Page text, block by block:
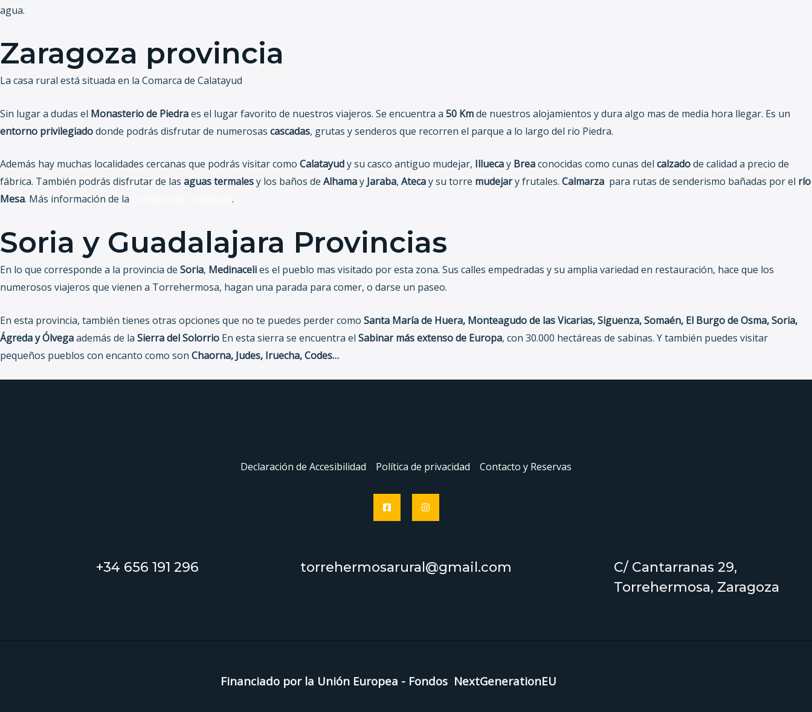
agua.
Zaragoza provincia
La casa rural está situada en la Comarca de Calatayud
Sin lugar a dudas el Monasterio de Piedraes el lugar favorito de nuestros viajeros. Se encuentra a 50 Kmde nuestros alojamientos y dura algo mas de media hora llegar. Es un
entorno privilegiadodonde podrás disfrutar de numerosas cascadas, grutas y senderos que recorren el parque a lo largo del rio Piedra.
Además hay muchas localidades cercanas que podrás visitar como Calatayudy su casco antiguo mudejar, Illuecay Breaconocidas como cunas del calzadode calidad a precio de
fábrica. También podrás disfrutar de las aguas termalesy los baños de Alhamay Jaraba, Atecay su torre mudejary frutales. Calmarza para rutas de senderismo bañadas por el río
Mesa. Más información de la .
Soria y Guadalajara Provincias
En lo que corresponde a la provincia de Soria, Medinacelies el pueblo mas visitado por esta zona. Sus calles empedradas y su amplia variedad en restauración, hace que los
numerosos viajeros que vienen a Torrehermosa, hagan una parada para comer, o darse un paseo.
En esta provincia, también tienes otras opciones que no te puedes perder como Santa María de Huera, Monteagudo de las Vicarias, Siguenza, Somaén, El Burgo de Osma, Soria,
Ágreda y Ólvegaademás de la Sierra del Solorrio En esta sierra se encuentra el Sabinar más extenso de Europa, con 30.000 hectáreas de sabinas. Y también puedes visitar
pequeños pueblos con encanto como son Chaorna, Judes, Iruecha, Codes…
Declaración de Accesibilidad Política de privacidad Contacto y Reservas
+34 656 191 296 torrehermosarural@gmail.com
C/ Cantarranas 29,
Torrehermosa, Zaragoza
Financiado por la Unión Europea - Fondos NextGenerationEU